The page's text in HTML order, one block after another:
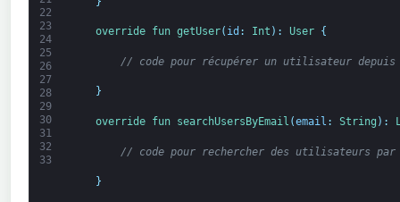
22
23
24
25
26
27
28
29
30
31
32
33
override fun getUser( id : Int ) : User {
// code pour récupérer un utilisateur depuis
}
override fun searchUsersByEmail (email : String ) :
// code pour rechercher des utilisateurs par
}